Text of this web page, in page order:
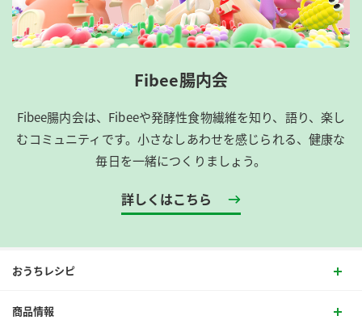
Fibee腸内会
Fibee腸内会は、​Fibeeや発酵性食物繊維を知り、語り、楽し
むコミュニティです。​小さなしあわせを感じられる、健康な
毎日を一緒につくりましょう。
詳しくはこちら
おうちレシピ
商品情報